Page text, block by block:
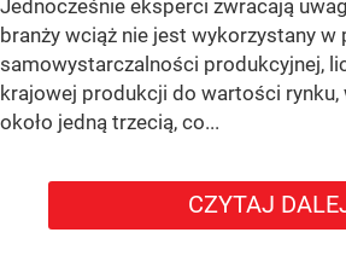
Jednocześnie eksperci zwracają
branży wciąż nie jest wykorzystany w
samowystarczalności produkcyjnej,
krajowej produkcji do wartości rynku,
około jedną trzecią, co...
CZYTAJ